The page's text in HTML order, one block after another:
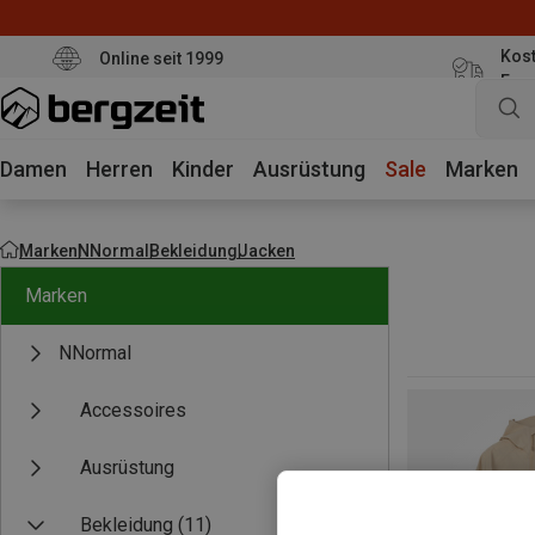
Online seit 1999
Euro
Damen Herren Kinder Ausrüstung Sale Marken
MarkenNNormalBekleidungJacken
Marken
NNormal
Accessoires
Ausrüstung
Bekleidung (11)